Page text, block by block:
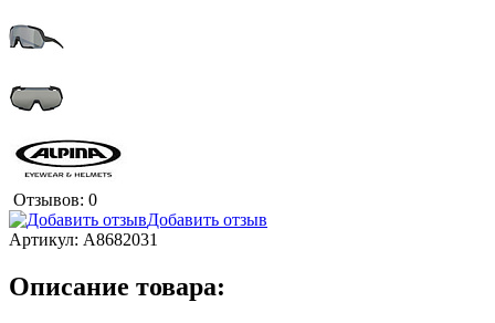
Отзывов: 0
Добавить отзыв
Артикул: A8682031
Описание товара: